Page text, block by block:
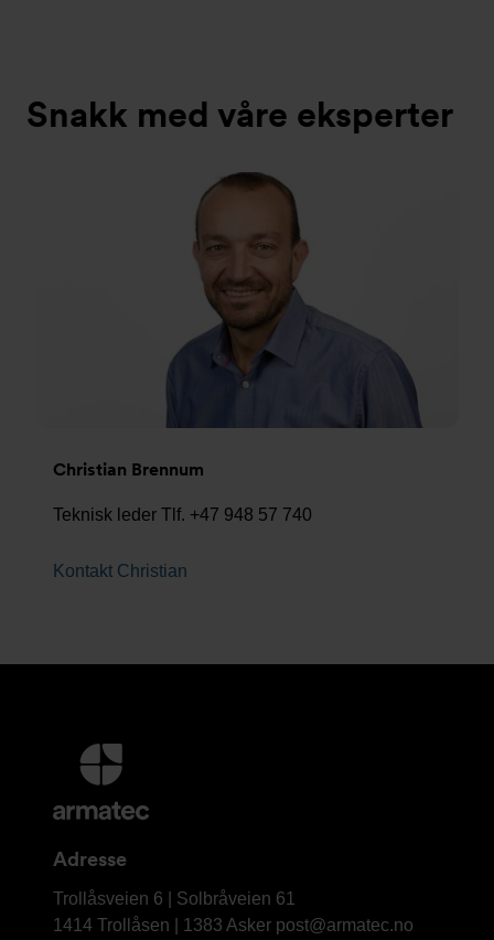
Snakk med våre eksperter
Christian Brennum
Teknisk leder Tlf. +47 948 57 740
Kontakt Christian
Mer
informasjon
og
Adresse
Armatec
AS
Trollåsveien 6 | Solbråveien 61
1414 Trollåsen | 1383 Asker post@armatec.no